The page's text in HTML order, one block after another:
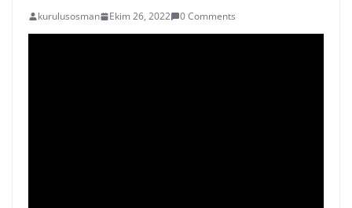
kurulusosman Ekim 26, 2022 0 Comments